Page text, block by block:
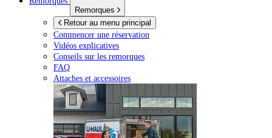
Remorques
Retour au menu principal
Commencer une réservation
Vidéos explicatives
Conseils sur les remorques
FAQ
Attaches et accessoires